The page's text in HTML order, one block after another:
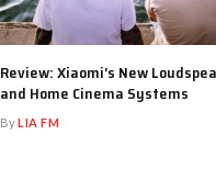
Review: Xiaomi’s New
and Home Cinema Systems
ByLIA FM